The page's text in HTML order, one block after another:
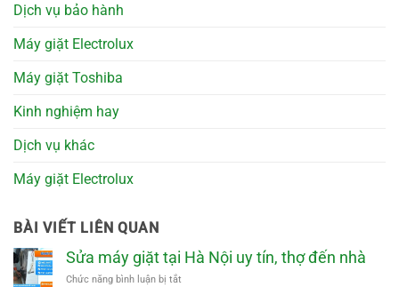
Dịch vụ bảo hành
Máy giặt Electrolux
Máy giặt Toshiba
Kinh nghiệm hay
Dịch vụ khác
Máy giặt Electrolux
BÀI VIẾT LIÊN QUAN
Sửa máy giặt tại Hà Nội uy tín, thợ đến nhà
Chức năng bình luận bị tắt